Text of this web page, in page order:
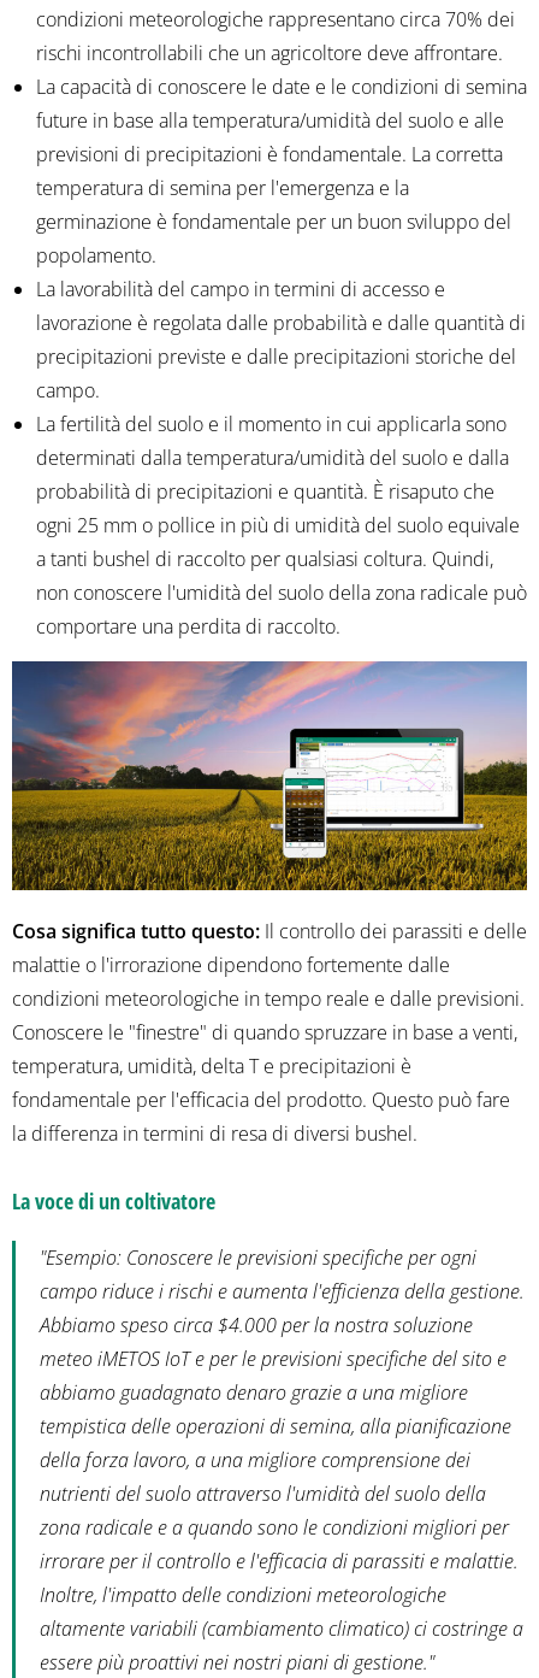
condizioni meteorologiche rappresentano circa 70% dei
rischi incontrollabili che un agricoltore deve affrontare.
La capacità di conoscere le date e le condizioni di semina
future in base alla temperatura/umidità del suolo e alle
previsioni di precipitazioni è fondamentale. La corretta
temperatura di semina per l'emergenza e la
germinazione è fondamentale per un buon sviluppo del
popolamento.
La lavorabilità del campo in termini di accesso e
lavorazione è regolata dalle probabilità e dalle quantità di
precipitazioni previste e dalle precipitazioni storiche del
campo.
La fertilità del suolo e il momento in cui applicarla sono
determinati dalla temperatura/umidità del suolo e dalla
probabilità di precipitazioni e quantità. È risaputo che
ogni 25 mm o pollice in più di umidità del suolo equivale
a tanti bushel di raccolto per qualsiasi coltura. Quindi,
non conoscere l'umidità del suolo della zona radicale può
comportare una perdita di raccolto.
Cosa significa tutto questo: Il controllo dei parassiti e delle
malattie o l'irrorazione dipendono fortemente dalle
condizioni meteorologiche in tempo reale e dalle previsioni.
Conoscere le "finestre" di quando spruzzare in base a venti,
temperatura, umidità, delta T e precipitazioni è
fondamentale per l'efficacia del prodotto. Questo può fare
la differenza in termini di resa di diversi bushel.
La voce di un coltivatore
"Esempio: Conoscere le previsioni specifiche per ogni
campo riduce i rischi e aumenta l'efficienza della gestione.
Abbiamo speso circa $4.000 per la nostra soluzione
meteo iMETOS IoT e per le previsioni specifiche del sito e
abbiamo guadagnato denaro grazie a una migliore
tempistica delle operazioni di semina, alla pianificazione
della forza lavoro, a una migliore comprensione dei
nutrienti del suolo attraverso l'umidità del suolo della
zona radicale e a quando sono le condizioni migliori per
irrorare per il controllo e l'efficacia di parassiti e malattie.
Inoltre, l'impatto delle condizioni meteorologiche
altamente variabili (cambiamento climatico) ci costringe a
essere più proattivi nei nostri piani di gestione."